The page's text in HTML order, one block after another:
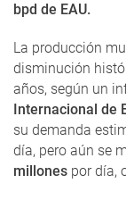
bpd de EAU.
La producción
disminución
años, según un
Internacional de
su demanda
día, pero aún se
millones por día,